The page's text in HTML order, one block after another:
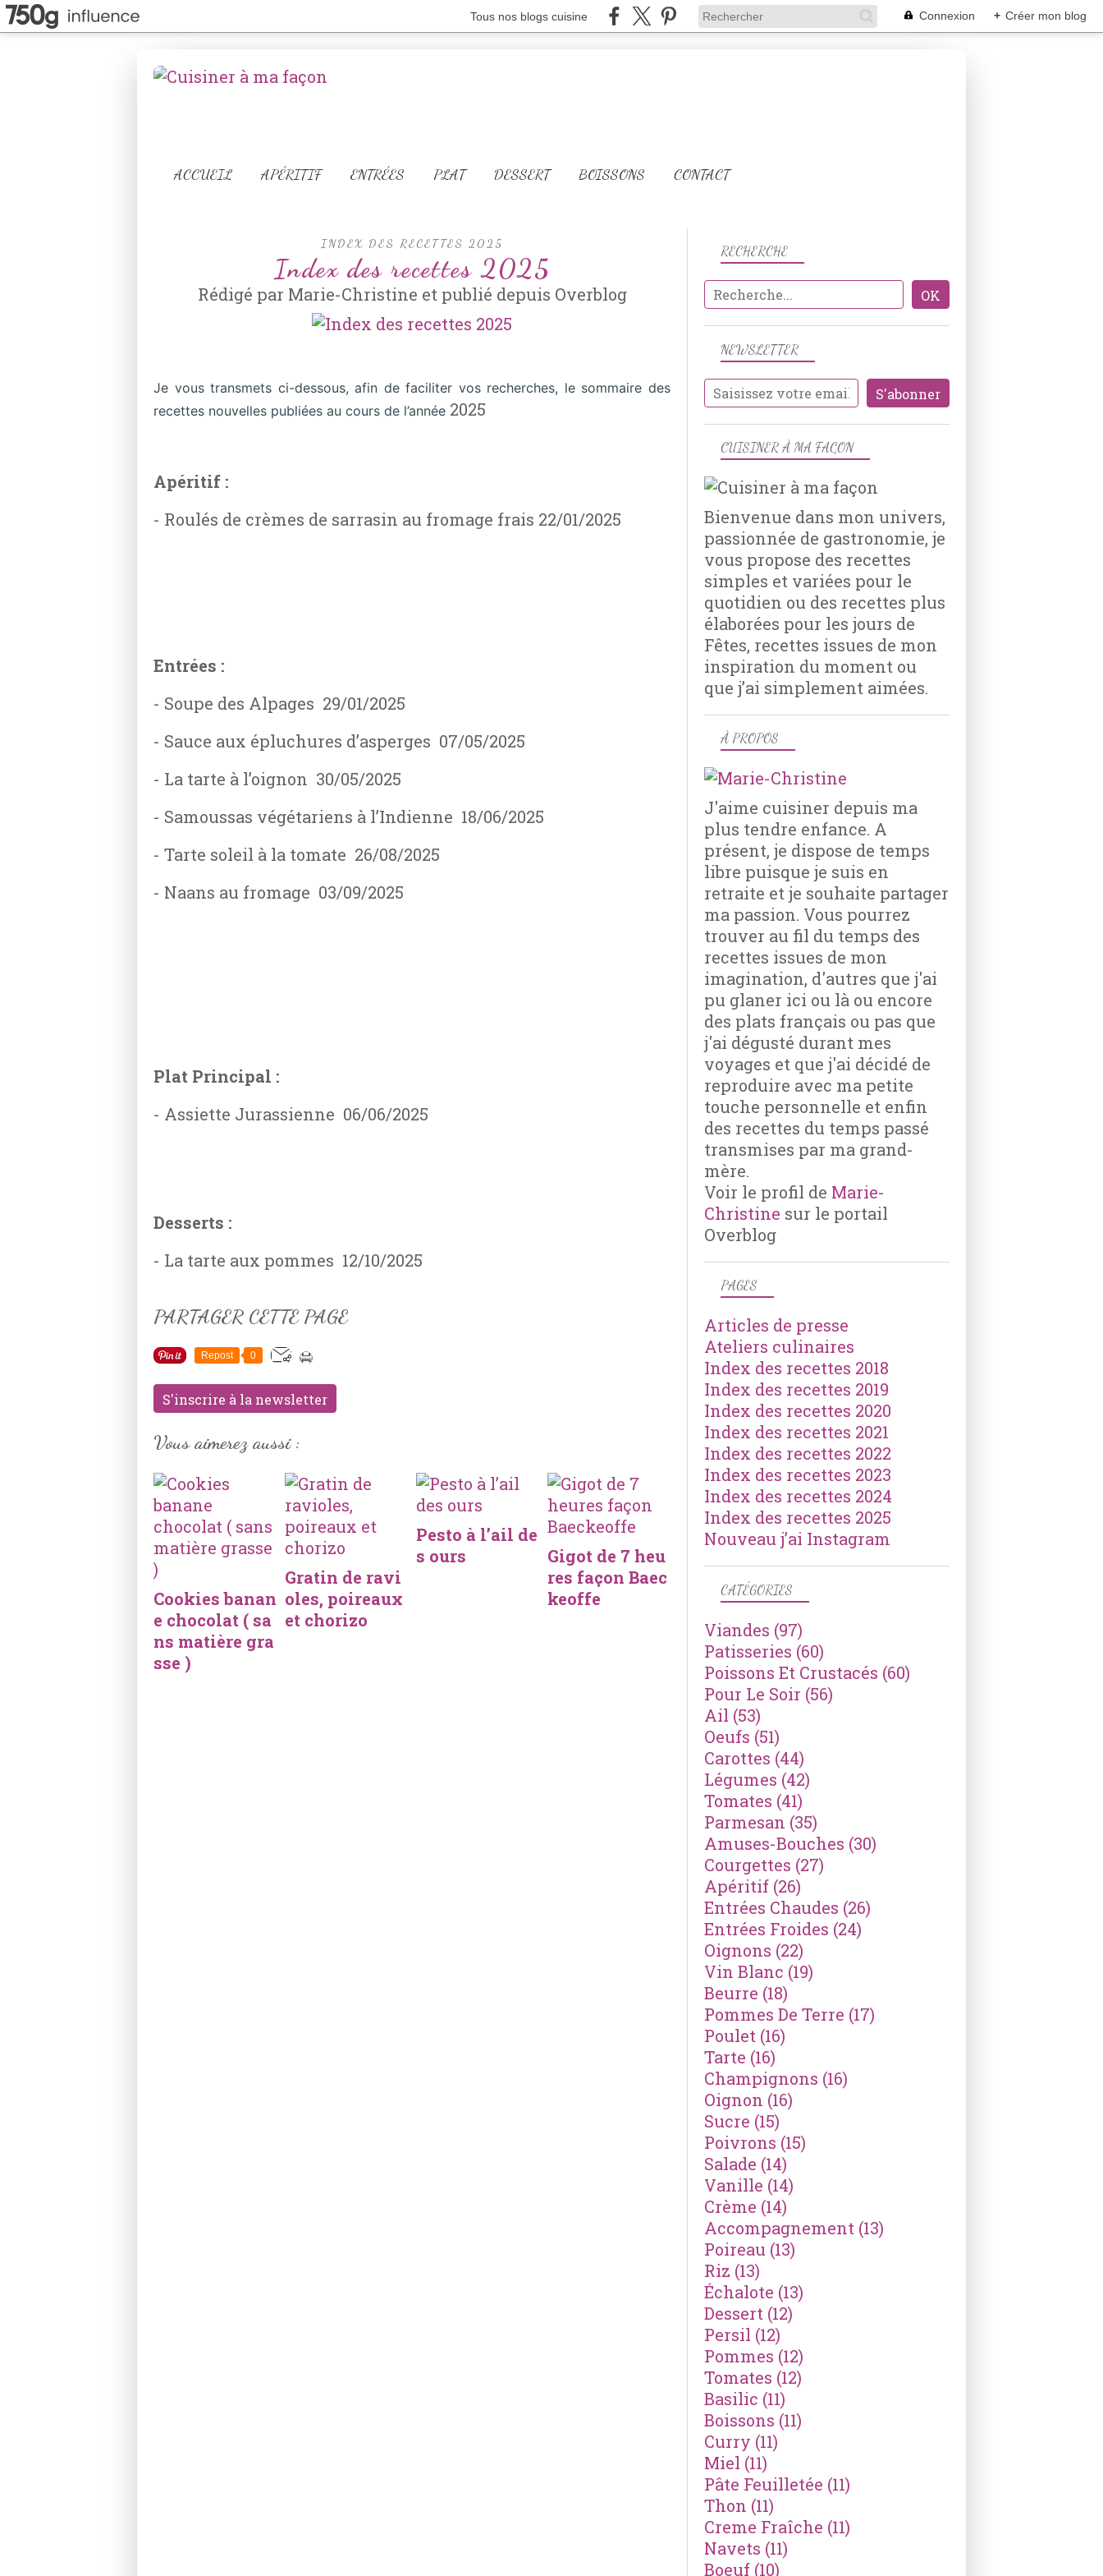
Tous nos blogs cuisine Connexion + Créer mon blog
ACCUEIL APÉRITIF ENTRÉES PLAT DESSERT BOISSONS CONTACT
INDEX DES RECETTES 2025
Index des recettes 2025
Rédigé par Marie-Christine et publié depuis Overblog
Je vous transmets ci-dessous, afin de faciliter vos recherches, le sommaire des
recettes nouvelles publiées au cours de l’année 2025
Apéritif :
- Roulés de crèmes de sarrasin au fromage frais 22/01/2025
Entrées :
- Soupe des Alpages 29/01/2025
- Sauce aux épluchures d’asperges 07/05/2025
- La tarte à l’oignon 30/05/2025
- Samoussas végétariens à l’Indienne 18/06/2025
- Tarte soleil à la tomate 26/08/2025
- Naans au fromage 03/09/2025
Plat Principal :
- Assiette Jurassienne 06/06/2025
Desserts :
- La tarte aux pommes 12/10/2025
PARTAGER CETTE PAGE
Repost 0
S'inscrire à la newsletter
Vous aimerez aussi :
Cookies banan
e chocolat ( sa
ns matière gra
sse )
Gratin de ravi
oles, poireaux
et chorizo
Pesto à l’ail de
s ours
Gigot de 7 heu
res façon Baec
keoffe
NEWSLETTER
RECHERCHE
CUISINER À MA FAÇON
Bienvenue dans mon univers,
passionnée de gastronomie, je
vous propose des recettes
simples et variées pour le
quotidien ou des recettes plus
élaborées pour les jours de
Fêtes, recettes issues de mon
inspiration du moment ou
que j’ai simplement aimées.
À PROPOS
J'aime cuisiner depuis ma
plus tendre enfance. A
présent, je dispose de temps
libre puisque je suis en
retraite et je souhaite partager
ma passion. Vous pourrez
trouver au fil du temps des
recettes issues de mon
imagination, d'autres que j'ai
pu glaner ici ou là ou encore
des plats français ou pas que
j'ai dégusté durant mes
voyages et que j'ai décidé de
reproduire avec ma petite
touche personnelle et enfin
des recettes du temps passé
transmises par ma grand-
mère.
Voir le profil de Marie-
Christine sur le portail
Overblog
PAGES
Articles de presse
Ateliers culinaires
Index des recettes 2018
Index des recettes 2019
Index des recettes 2020
Index des recettes 2021
Index des recettes 2022
Index des recettes 2023
Index des recettes 2024
Index des recettes 2025
Nouveau j’ai Instagram
CATÉGORIES
Viandes (97)
Patisseries (60)
Poissons Et Crustacés (60)
Pour Le Soir (56)
Ail (53)
Oeufs (51)
Carottes (44)
Légumes (42)
Tomates (41)
Parmesan (35)
Amuses-Bouches (30)
Courgettes (27)
Apéritif (26)
Entrées Chaudes (26)
Entrées Froides (24)
Oignons (22)
Vin Blanc (19)
Beurre (18)
Pommes De Terre (17)
Poulet (16)
Tarte (16)
Champignons (16)
Oignon (16)
Sucre (15)
Poivrons (15)
Salade (14)
Vanille (14)
Crème (14)
Accompagnement (13)
Poireau (13)
Riz (13)
Échalote (13)
Dessert (12)
Persil (12)
Pommes (12)
Tomates (12)
Basilic (11)
Boissons (11)
Curry (11)
Miel (11)
Pâte Feuilletée (11)
Thon (11)
Creme Fraîche (11)
Navets (11)
Boeuf (10)